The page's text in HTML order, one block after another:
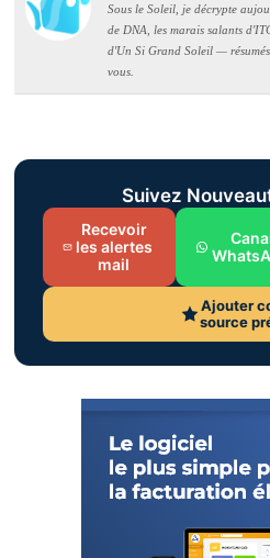
Sous le Soleil, je décrypte
de DNA, les marais salants
d'Un Si Grand Soleil —
vous.
Suivez
Recevoir
les alertes
mail
Ajouter
source